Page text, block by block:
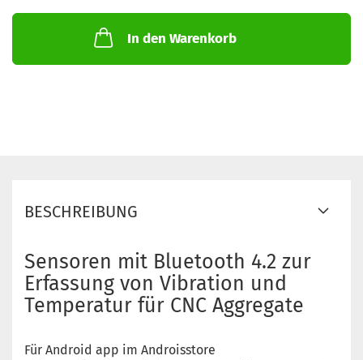
In den Warenkorb
BESCHREIBUNG
Sensoren mit Bluetooth 4.2 zur
Erfassung von Vibration und
Temperatur für CNC Aggregate
Für Android app im Androisstore